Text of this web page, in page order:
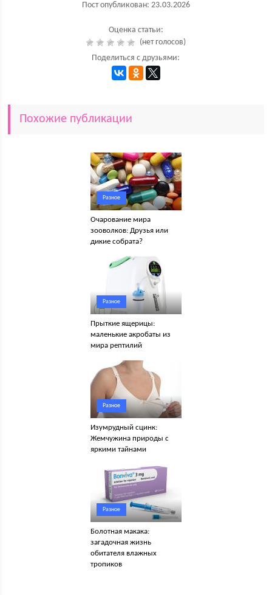
Пост опубликован: 23.03.2026
Оценка статьи:
(нет голосов)
Поделиться с друзьями:
Похожие публикации
Разное
Очарование мира
зооволков: Друзья или
дикие собрата?
Разное
Прыткие ящерицы:
маленькие акробаты из
мира рептилий
Разное
Изумрудный сцинк:
Жемчужина природы с
яркими тайнами
Разное
Болотная макака:
загадочная жизнь
обитателя влажных
тропиков